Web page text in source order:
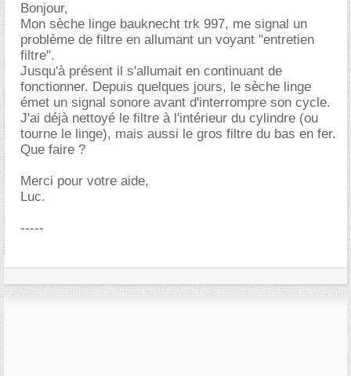
Bonjour,
Mon sèche linge bauknecht trk 997, me signal un
problème de filtre en allumant un voyant "entretien
filtre".
Jusqu'à présent il s'allumait en continuant de
fonctionner. Depuis quelques jours, le sèche linge
émet un signal sonore avant d'interrompre son cycle.
J'ai déjà nettoyé le filtre à l'intérieur du cylindre (ou
tourne le linge), mais aussi le gros filtre du bas en fer.
Que faire ?
Merci pour votre aide,
Luc.
-----